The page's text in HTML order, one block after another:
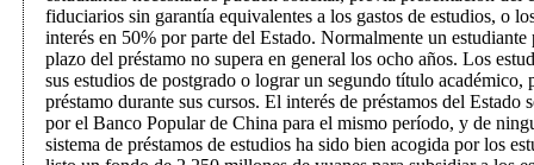
fiduciarios sin garantía equivalentes a los gastos de estudios, o
interés en 50% por parte del Estado. Normalmente un
plazo del préstamo no supera en general los ocho años. Los
sus estudios de postgrado o lograr un segundo título académico,
préstamo durante sus cursos. El interés de préstamos del Estado
por el Banco Popular de China para el mismo período, y de
sistema de préstamos de estudios ha sido bien acogida por los